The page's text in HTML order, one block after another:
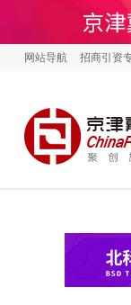
网站导航 招商引资